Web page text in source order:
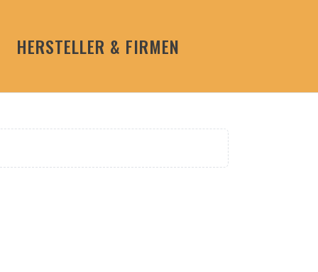
HERSTELLER & FIRMEN